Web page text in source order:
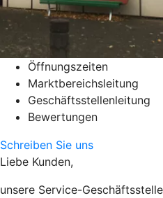
Öffnungszeiten
Marktbereichsleitung
Geschäftsstellenleitung
Bewertungen
Schreiben Sie uns
Liebe Kunden,
unsere Service-